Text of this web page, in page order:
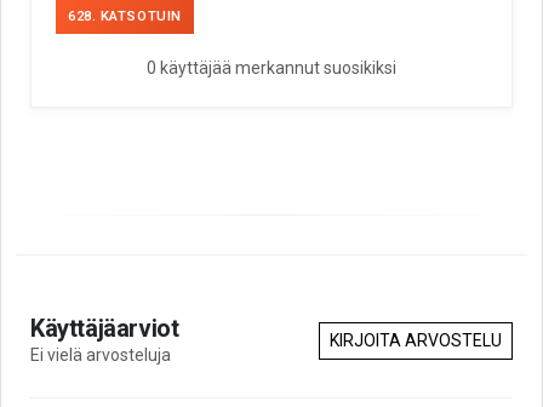
628. KATSOTUIN
0 käyttäjää merkannut suosikiksi
Käyttäjäarviot
Ei vielä arvosteluja
KIRJOITA ARVOSTELU